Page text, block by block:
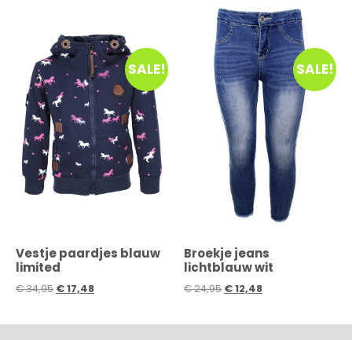
SALE!
Vestje paardjes blauw
limited
€34,95 €17,48
SALE!
Broekje jeans
lichtblauw wit
€24,95 €12,48